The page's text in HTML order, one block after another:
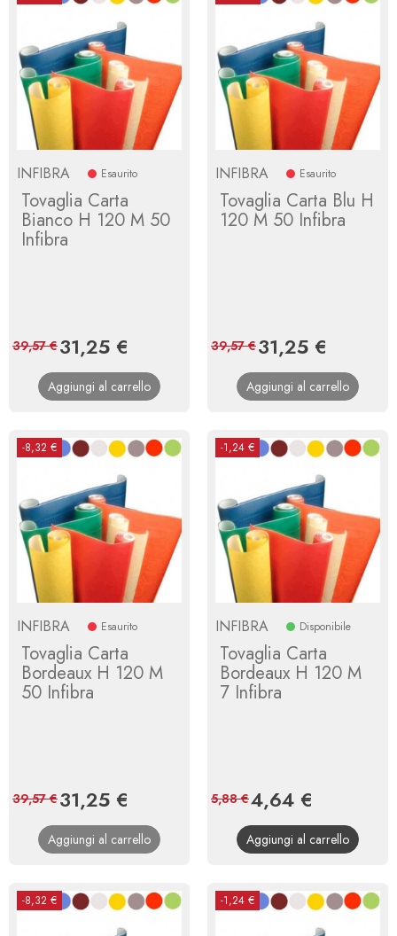
INFIBRA Esaurito
Tovaglia Carta
Bianco H 120 M 50
Infibra
Prezzo
31,25 €
base
39,57 €
Aggiungi al carrello
INFIBRA Esaurito
Tovaglia Carta Blu H
120 M 50 Infibra
Prezzo
31,25 €
base
39,57 €
Aggiungi al carrello
-8,32 €
INFIBRA Esaurito
Tovaglia Carta
Bordeaux H 120 M
50 Infibra
Prezzo
31,25 €
base
39,57 €
Aggiungi al carrello
-1,24 €
INFIBRA Disponibile
Tovaglia Carta
Bordeaux H 120 M
7 Infibra
Prezzo
4,64 €
base
5,88 €
Aggiungi al carrello
-8,32 € -1,24 €